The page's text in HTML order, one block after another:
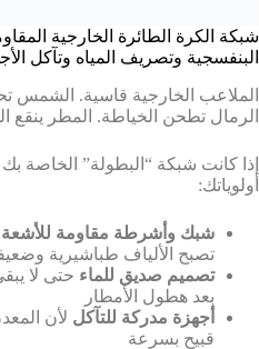
شبكة الكرة الطائرة الخارجية
البنفسجية وتصريف المياه وتآكل
الملاعب الخارجية قاسية. الشمس
الرمال تطحن الخياطة. المطر ينقع
إذا كانت شبكة “البطولة” الخاصة
أولوياتك:
شبك وأشرطة مقاومة للأشعة
تصبح الألياف طباشيرية
تصميم صديق للماء حتى لا
بعد هطول الأمطار
أجهزة مدركة للتآكل لأن
قبيح بسرعة